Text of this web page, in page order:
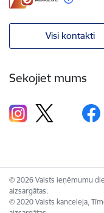
Visi kontakti
Sekojiet mums
© 2026 Valsts ieņēmumu
aizsargātas.
© 2020 Valsts kanceleja,